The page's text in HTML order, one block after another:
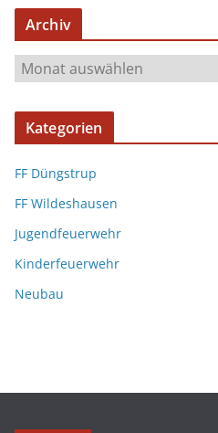
Archiv
Kategorien
FF Düngstrup
FF Wildeshausen
Jugendfeuerwehr
Kinderfeuerwehr
Neubau